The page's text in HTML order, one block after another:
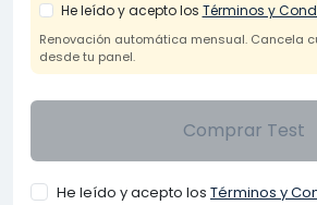
He leído y acepto los Términos y
Renovación automática mensual. Cancela
desde tu panel.
Comprar Test
He leído y acepto los Términos y